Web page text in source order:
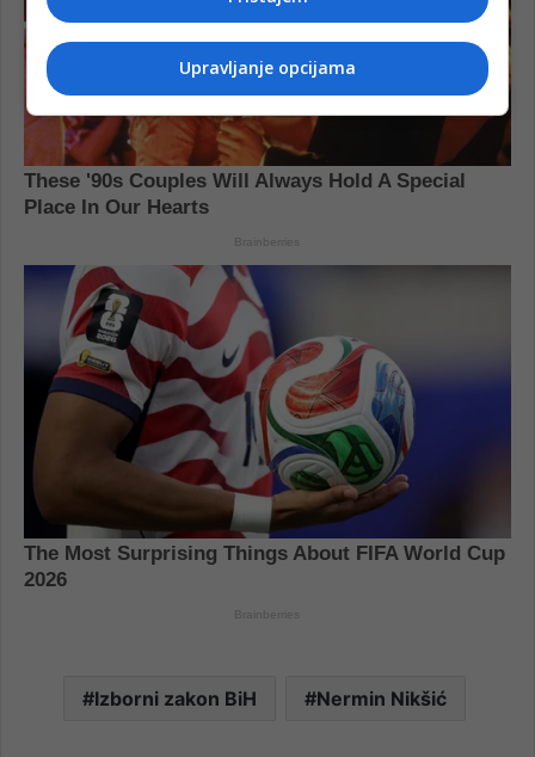
Izborni zakon BiH Nermin Nikšić
Upravljanje opcijama